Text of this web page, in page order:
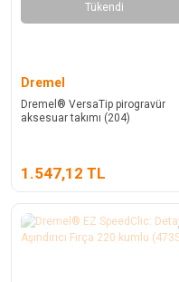
Tükendi
Dremel
Dremel® VersaTip pirogravür
aksesuar takımı (204)
1.547,12 TL